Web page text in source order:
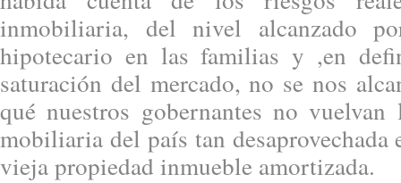
inmobiliaria, del nivel alcanzado
hipotecario en las familias y ,en
saturación del mercado, no se nos
qué nuestros gobernantes no
mobiliaria del país tan desaprovechada
vieja propiedad inmueble amortizada.